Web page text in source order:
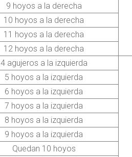
9 hoyos a la derecha
10 hoyos a la derecha
11 hoyos a la derecha
12 hoyos a la derecha
4 agujeros a la izquierda
5 hoyos a la izquierda
6 hoyos a la izquierda
7 hoyos a la izquierda
8 hoyos a la izquierda
9 hoyos a la izquierda
Quedan 10 hoyos